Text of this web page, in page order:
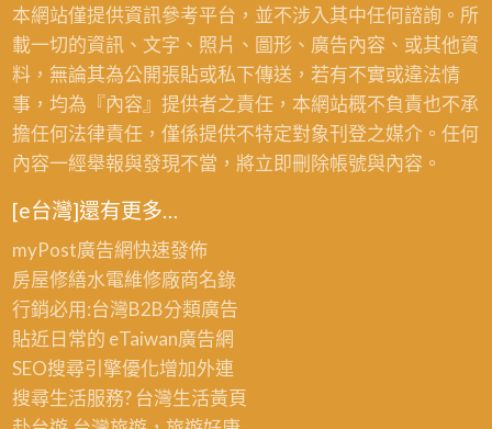
本網站僅提供資訊參考平台，並不涉入其中任何諮詢。所
載一切的資訊、文字、照片、圖形、廣告內容、或其他資
料，無論其為公開張貼或私下傳送，若有不實或違法情
事，均為『內容』提供者之責任，本網站概不負責也不承
擔任何法律責任，僅係提供不特定對象刊登之媒介。任何
內容一經舉報與發現不當，將立即刪除帳號與內容。
[e台灣]還有更多…
myPost廣告網快速發佈
房屋修繕水電維修廠商名錄
行銷必用:台灣B2B分類廣告
貼近日常的 eTaiwan廣告網
SEO搜尋引擎優化增加外連
搜尋生活服務? 台灣生活黃頁